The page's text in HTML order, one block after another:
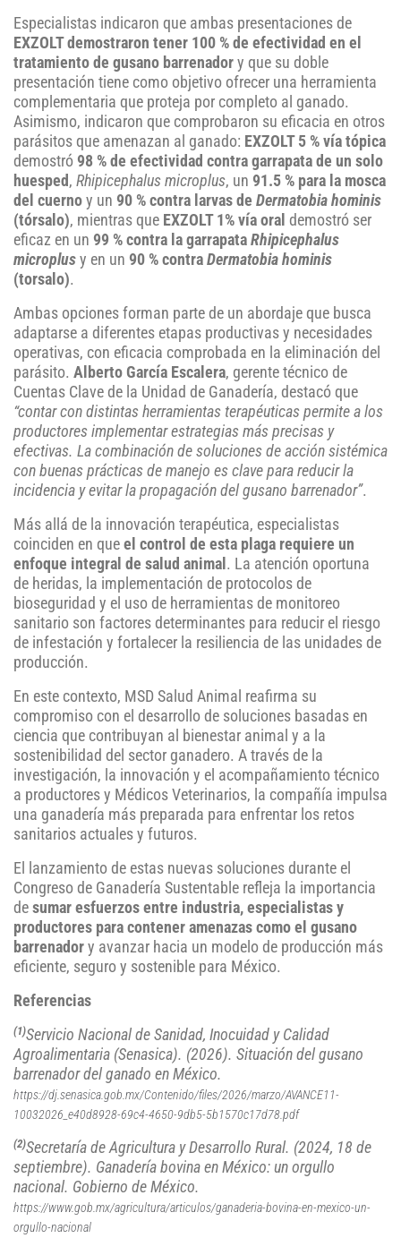
Especialistas indicaron que ambas presentaciones de
EXZOLT demostraron tener 100 % de efectividad en el
tratamiento de gusano barrenador y que su doble
presentación tiene como objetivo ofrecer una herramienta
complementaria que proteja por completo al ganado.
Asimismo, indicaron que comprobaron su eficacia en otros
parásitos que amenazan al ganado: EXZOLT 5 % vía tópica
demostró 98 % de efectividad contra garrapata de un solo
huesped , Rhipicephalus microplus, un 91.5 % para la mosca
del cuerno y un 90 % contra larvas de Dermatobia hominis
(tórsalo), mientras que EXZOLT 1% vía oral demostró ser
eficaz en un 99 % contra la garrapata Rhipicephalus
microplus y en un 90 % contra Dermatobia hominis
(torsalo).
Ambas opciones forman parte de un abordaje que busca
adaptarse a diferentes etapas productivas y necesidades
operativas, con eficacia comprobada en la eliminación del
parásito. Alberto García Escalera, gerente técnico de
Cuentas Clave de la Unidad de Ganadería, destacó que
“contar con distintas herramientas terapéuticas permite a los
productores implementar estrategias más precisas y
efectivas. La combinación de soluciones de acción sistémica
con buenas prácticas de manejo es clave para reducir la
incidencia y evitar la propagación del gusano barrenador”.
Más allá de la innovación terapéutica, especialistas
coinciden en que el control de esta plaga requiere un
enfoque integral de salud animal . La atención oportuna
de heridas, la implementación de protocolos de
bioseguridad y el uso de herramientas de monitoreo
sanitario son factores determinantes para reducir el riesgo
de infestación y fortalecer la resiliencia de las unidades de
producción.
En este contexto, MSD Salud Animal reafirma su
compromiso con el desarrollo de soluciones basadas en
ciencia que contribuyan al bienestar animal y a la
sostenibilidad del sector ganadero. A través de la
investigación, la innovación y el acompañamiento técnico
a productores y Médicos Veterinarios, la compañía impulsa
una ganadería más preparada para enfrentar los retos
sanitarios actuales y futuros.
El lanzamiento de estas nuevas soluciones durante el
Congreso de Ganadería Sustentable refleja la importancia
de sumar esfuerzos entre industria, especialistas y
productores para contener amenazas como el gusano
barrenador y avanzar hacia un modelo de producción más
eficiente, seguro y sostenible para México.
Referencias
(1)Servicio Nacional de Sanidad, Inocuidad y Calidad
Agroalimentaria (Senasica). (2026). Situación del gusano
barrenador del ganado en México.
https://dj.senasica.gob.mx/Contenido/files/2026/marzo/AVANCE11-
10032026_e40d8928-69c4-4650-9db5-5b1570c17d78.pdf
(2)Secretaría de Agricultura y Desarrollo Rural. (2024, 18 de
septiembre). Ganadería bovina en México: un orgullo
nacional. Gobierno de México.
https://www.gob.mx/agricultura/articulos/ganaderia-bovina-en-mexico-un-
orgullo-nacional